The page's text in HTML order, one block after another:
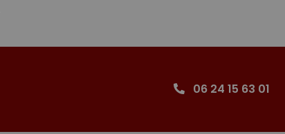
06 24 15 63 01